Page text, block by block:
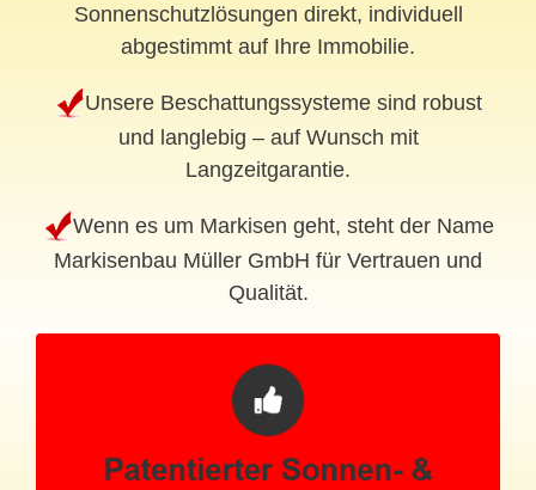
Sonnenschutzlösungen direkt, individuell
abgestimmt auf Ihre Immobilie.
Unsere Beschattungssysteme sind robust
und langlebig – auf Wunsch mit
Langzeitgarantie.
Wenn es um Markisen geht, steht der Name
Markisenbau Müller GmbH für Vertrauen und
Qualität.